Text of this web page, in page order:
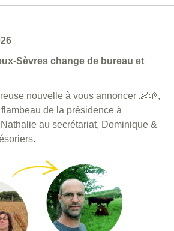
Sèvres change de bureau et
nouvelle à vous annoncer 👶🌱,
de la présidence à
au secrétariat, Dominique &